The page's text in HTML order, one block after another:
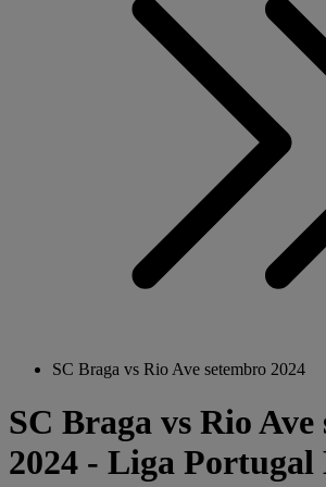
SC Braga vs Rio Ave setembro 2024
SC Braga vs Rio Ave
2024 - Liga Portugal